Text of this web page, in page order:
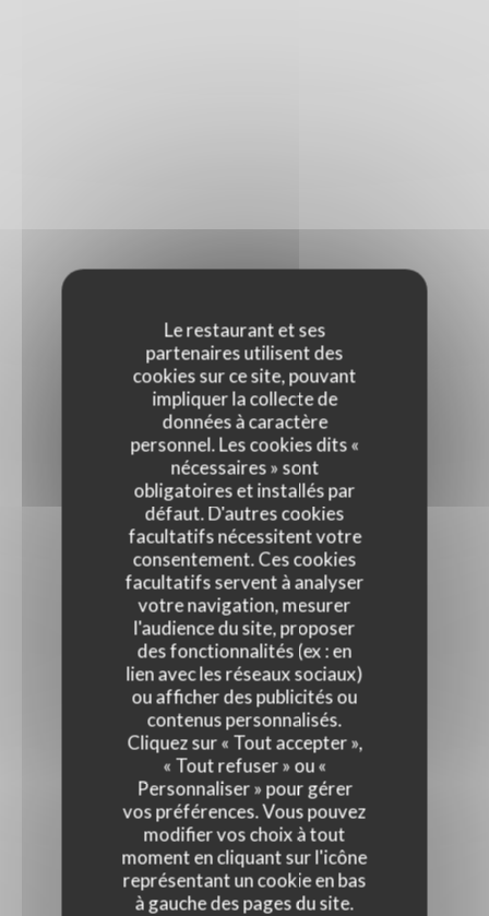
Le restaurant et ses
partenaires utilisent des
cookies sur ce site, pouvant
impliquer la collecte de
données à caractère
personnel. Les cookies dits «
nécessaires » sont
obligatoires et installés par
défaut. D'autres cookies
facultatifs nécessitent votre
consentement. Ces cookies
facultatifs servent à analyser
votre navigation, mesurer
l'audience du site, proposer
des fonctionnalités (ex : en
lien avec les réseaux sociaux)
ou afficher des publicités ou
contenus personnalisés.
Cliquez sur « Tout accepter »,
« Tout refuser » ou «
Personnaliser » pour gérer
vos préférences. Vous pouvez
modifier vos choix à tout
moment en cliquant sur l'icône
représentant un cookie en bas
à gauche des pages du site.